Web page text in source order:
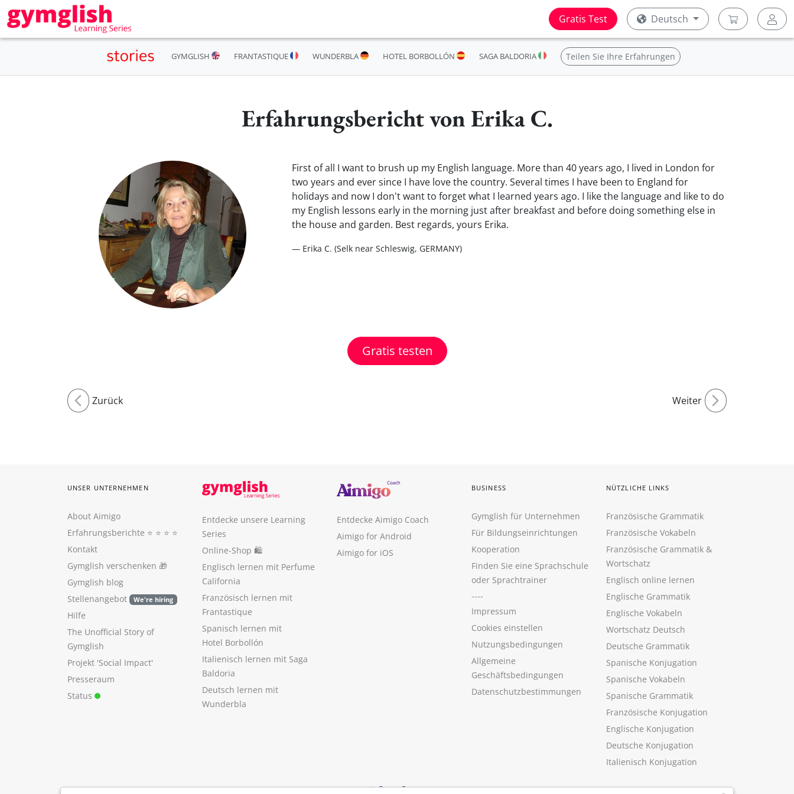
Gratis Test Deutsch
GYMGLISH FRANTASTIQUE WUNDERBLA HOTEL BORBOLLÓN SAGA BALDORIA Teilen Sie Ihre Erfahrungen
Erfahrungsbericht von Erika C.
First of all I want to brush up my English language. More than 40 years ago, I lived in London for
two years and ever since I have love the country. Several times I have been to England for
holidays and now I don't want to forget what I learned years ago. I like the language and like to do
my English lessons early in the morning just after breakfast and before doing something else in
the house and garden. Best regards, yours Erika.
— Erika C. (Selk near Schleswig, GERMANY)
Gratis testen
Zurück Weiter
UNSER UNTERNEHMEN
About Aimigo
Erfahrungsberichte ⭐️ ⭐️ ⭐️ ⭐️
Kontakt
Gymglish verschenken 🎁
Gymglish blog
Stellenangebot
We're hiring
Hilfe
The Unofficial Story of
Gymglish
Projekt 'Social Impact'
Presseraum
Status
Entdecke unsere Learning
Series
Online-Shop 🛍
Englisch lernen mit Perfume
California
Französisch lernen mit
Frantastique
Spanisch lernen mit
Hotel Borbollón
Italienisch lernen mit Saga
Baldoria
Deutsch lernen mit
Wunderbla
Entdecke Aimigo Coach
Aimigo for Android
Aimigo for iOS
BUSINESS
Gymglish für Unternehmen
Für Bildungseinrichtungen
Kooperation
Finden Sie eine Sprachschule
oder Sprachtrainer
----
Impressum
Cookies einstellen
Nutzungsbedingungen
Allgemeine
Geschäftsbedingungen
Datenschutzbestimmungen
NÜTZLICHE LINKS
Französische Grammatik
Französische Vokabeln
Französische Grammatik &
Wortschatz
Englisch online lernen
Englische Grammatik
Englische Vokabeln
Wortschatz Deutsch
Deutsche Grammatik
Spanische Konjugation
Spanische Vokabeln
Spanische Grammatik
Französische Konjugation
Englische Konjugation
Deutsche Konjugation
Italienisch Konjugation